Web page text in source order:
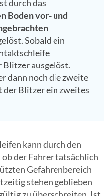
durch das
Boden vor- und
Sobald ein
Blitzer ausgelöst.
dann noch die zweite
Blitzer ein zweites
kann durch den
der Fahrer tatsächlich
Gefahrenbereich
stehen geblieben